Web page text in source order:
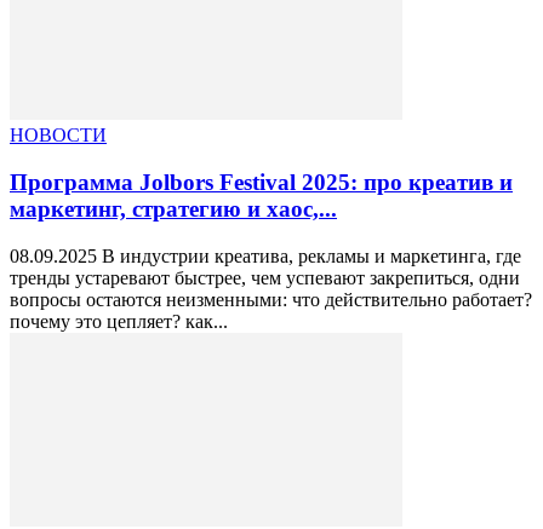
НОВОСТИ
Программа Jolbors Festival 2025: про креатив и
маркетинг, стратегию и хаос,...
08.09.2025 В индустрии креатива, рекламы и маркетинга, где
тренды устаревают быстрее, чем успевают закрепиться, одни
вопросы остаются неизменными: что действительно работает?
почему это цепляет? как...